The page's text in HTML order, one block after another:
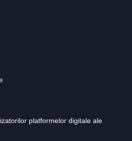
platformelor digitale ale